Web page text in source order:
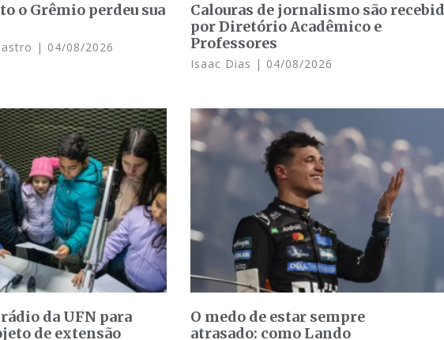
o Grêmio perdeu sua
04/08/2026
Calouras de jornalismo são
por Diretório Acadêmico e
Professores
Isaac Dias 04/08/2026
da UFN para
de extensão
O medo de estar sempre
atrasado: como Lando